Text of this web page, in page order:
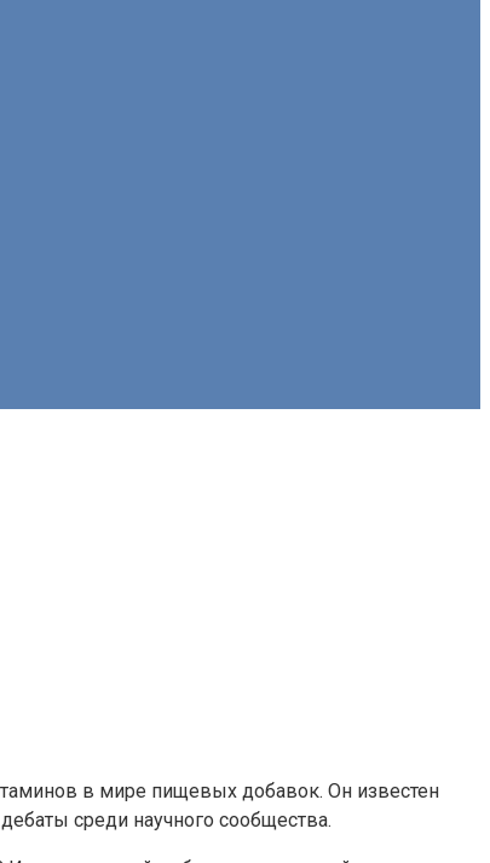
в мире пищевых добавок. Он известен
среди научного сообщества.